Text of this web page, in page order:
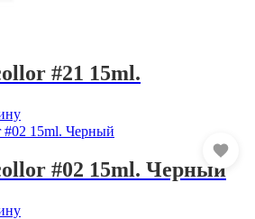
#21 15ml.
#02 15ml. Черный